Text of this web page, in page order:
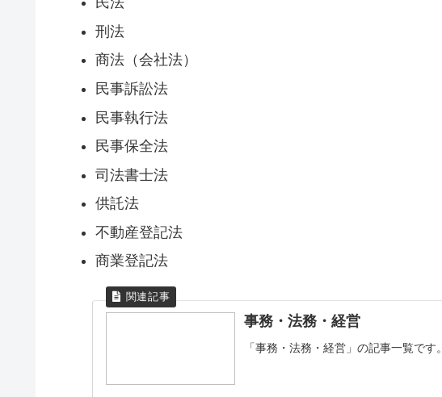
刑法
商法（会社法）
民事訴訟法
民事執行法
民事保全法
司法書士法
供託法
不動産登記法
商業登記法
事務・法務・経営
「事務・法務・経営」の記事一覧です。